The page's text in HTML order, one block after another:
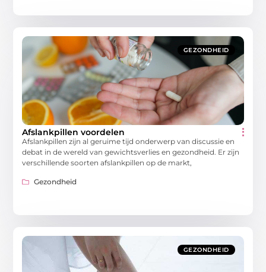
GEZONDHEID
Afslankpillen voordelen
Afslankpillen zijn al geruime tijd onderwerp van discussie en
debat in de wereld van gewichtsverlies en gezondheid. Er zijn
verschillende soorten afslankpillen op de markt,
Gezondheid
GEZONDHEID